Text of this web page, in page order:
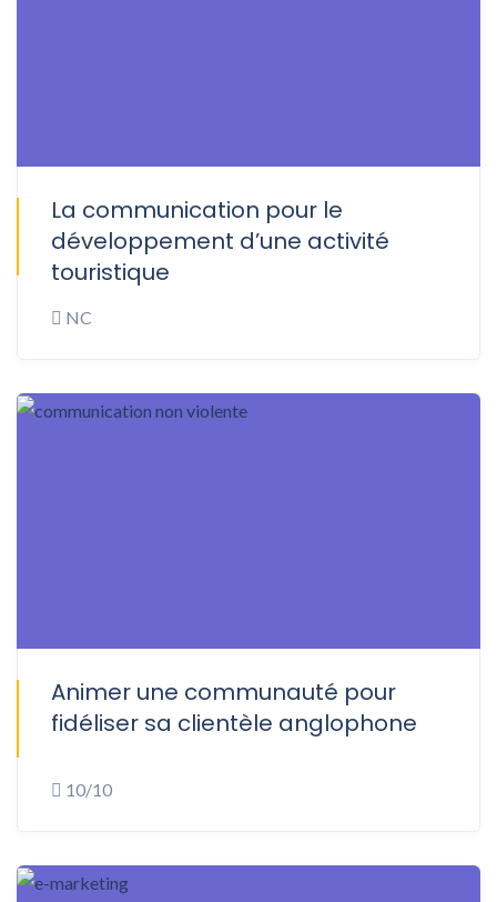
La communication pour le
développement d’une activité
touristique
NC
Animer une communauté pour
fidéliser sa clientèle anglophone
10/10